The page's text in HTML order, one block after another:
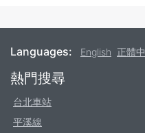
Languages: English 正體
Footer
熱門搜尋
台北車站
平溪線